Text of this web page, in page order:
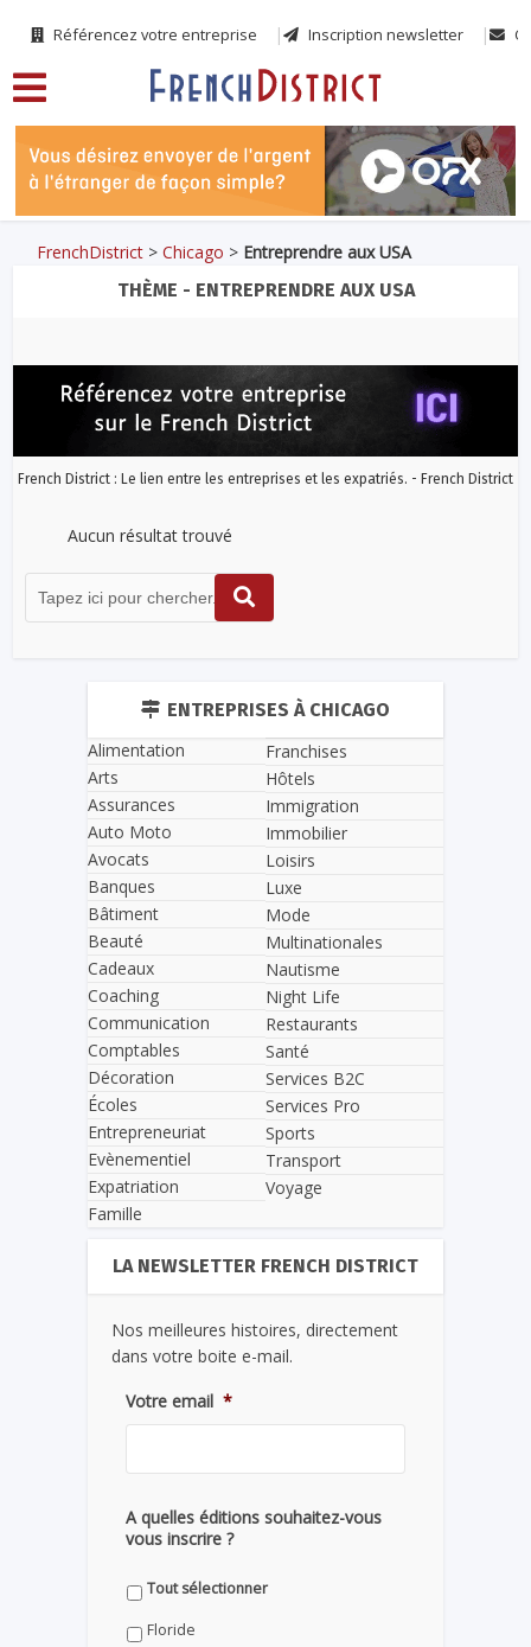
Référencez votre entreprise Inscription newsletter
FrenchDistrict >Chicago > Entreprendre aux USA
THÈME - ENTREPRENDRE AUX USA
French District : Le lien entre les entreprises et les expatriés. - French District
Aucun résultat trouvé
ENTREPRISES À CHICAGO
Alimentation
Arts
Assurances
Auto Moto
Avocats
Banques
Bâtiment
Beauté
Cadeaux
Coaching
Communication
Comptables
Décoration
Écoles
Entrepreneuriat
Evènementiel
Expatriation
Famille
Franchises
Hôtels
Immigration
Immobilier
Loisirs
Luxe
Mode
Multinationales
Nautisme
Night Life
Restaurants
Santé
Services B2C
Services Pro
Sports
Transport
Voyage
LA NEWSLETTER FRENCH DISTRICT
Nos meilleures histoires, directement
dans votre boite e-mail.
Votre email *
A quelles éditions souhaitez-vous
vous inscrire ?
Tout sélectionner
Floride